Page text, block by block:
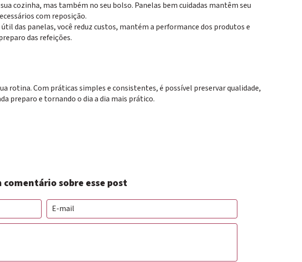
cozinha, mas também no seu bolso. Panelas bem cuidadas mantêm seu
com reposição.
das panelas, você reduz custos, mantém a performance dos produtos e
das refeições.
rotina. Com práticas simples e consistentes, é possível preservar qualidade,
preparo e tornando o dia a dia mais prático.
comentário sobre esse post